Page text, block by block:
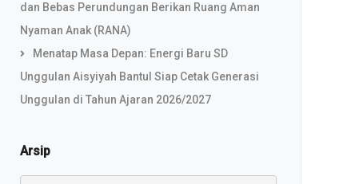
dan Bebas Perundungan Berikan Ruang Aman
Nyaman Anak (RANA)
Menatap Masa Depan: Energi Baru SD
Unggulan Aisyiyah Bantul Siap Cetak Generasi
Unggulan di Tahun Ajaran 2026/2027
Arsip